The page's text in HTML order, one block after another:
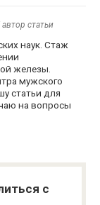
статьи
наук. Стаж
железы.
мужского
статьи для
на вопросы
с